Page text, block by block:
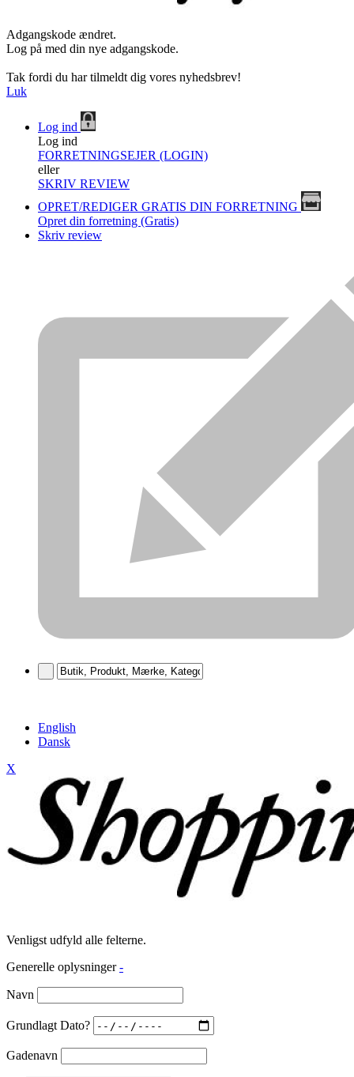
Adgangskode ændret.
Log på med din nye adgangskode.
Tak fordi du har tilmeldt dig vores nyhedsbrev!
Luk
Log ind
Log ind
FORRETNINGSEJER (LOGIN)
eller
SKRIV REVIEW
OPRET/REDIGER GRATIS DIN FORRETNING
Opret din forretning (Gratis)
Skriv review
English
Dansk
X
Venligst udfyld alle felterne.
Generelle oplysninger -
Navn
Grundlagt Dato?
Gadenavn